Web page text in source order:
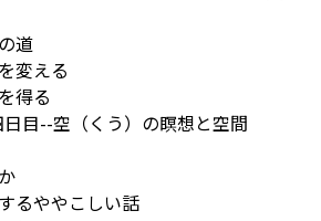
道
変える
得る
目--空（くう）の瞑想と空間
るややこしい話